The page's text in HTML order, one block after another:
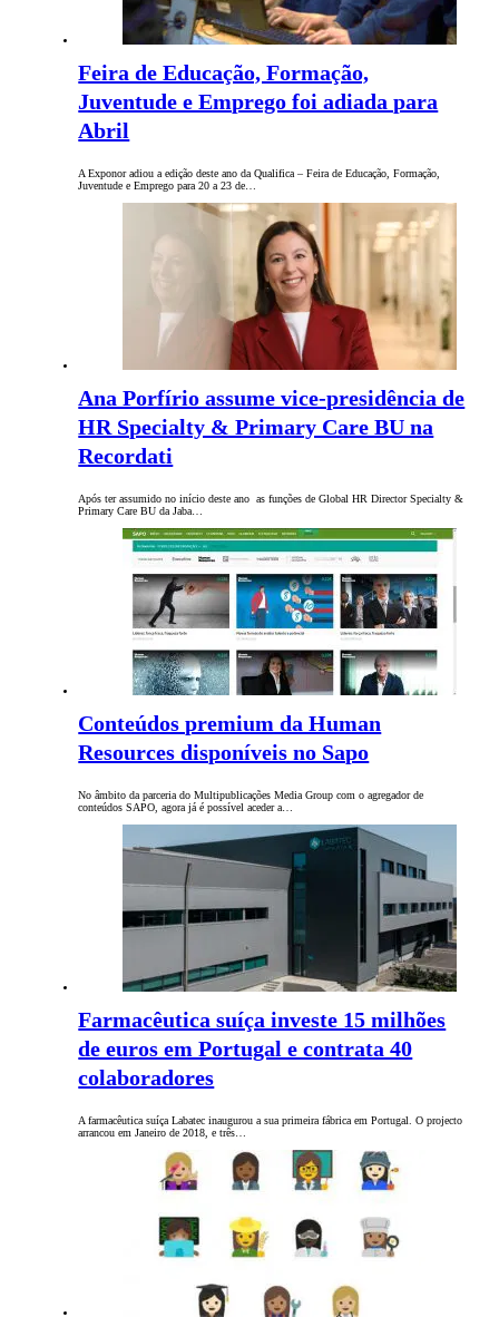
Feira de Educação, Formação,
Juventude e Emprego foi adiada para
Abril
A Exponor adiou a edição deste ano da Qualifica – Feira de Educação, Formação,
Juventude e Emprego para 20 a 23 de…
Ana Porfírio assume vice-presidência de
HR Specialty & Primary Care BU na
Recordati
Após ter assumido no início deste ano as funções de Global HR Director Specialty &
Primary Care BU da Jaba…
Conteúdos premium da Human
Resources disponíveis no Sapo
No âmbito da parceria do Multipublicações Media Group com o agregador de
conteúdos SAPO, agora já é possível aceder a…
Farmacêutica suíça investe 15 milhões
de euros em Portugal e contrata 40
colaboradores
A farmacêutica suíça Labatec inaugurou a sua primeira fábrica em Portugal. O projecto
arrancou em Janeiro de 2018, e três…